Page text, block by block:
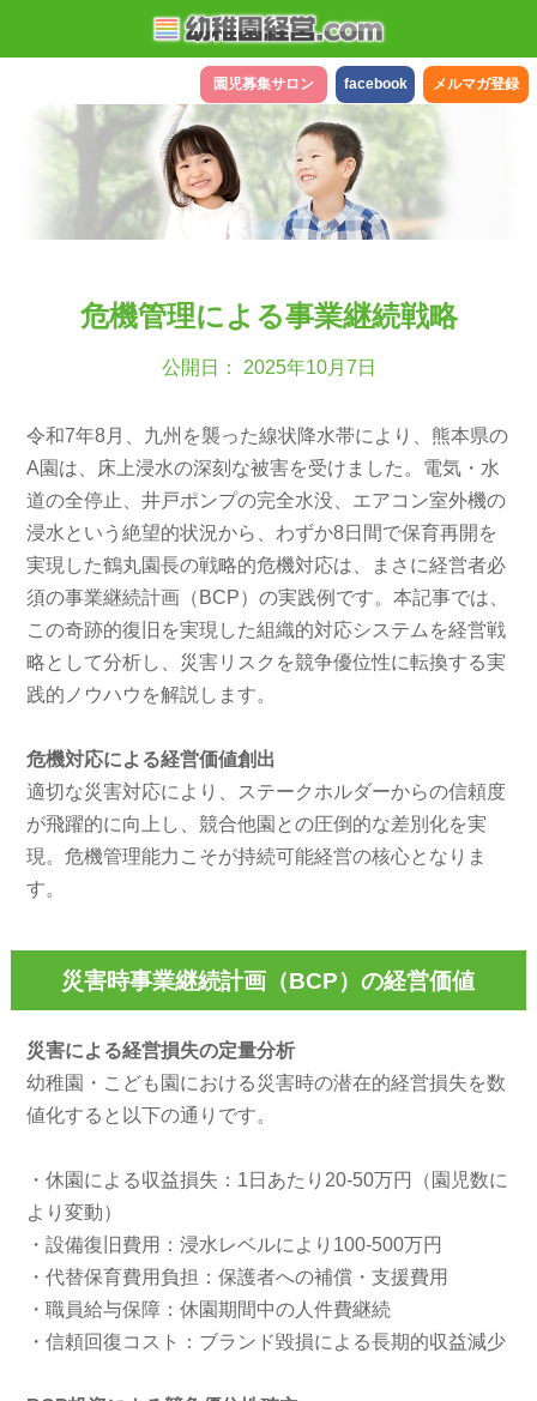
メルマガ登録
facebook
園児募集サロン
危機管理による事業継続戦略
公開日： 2025年10月7日
令和7年8月、九州を襲った線状降水帯により、熊本県の
A園は、床上浸水の深刻な被害を受けました。電気・水
道の全停止、井戸ポンプの完全水没、エアコン室外機の
浸水という絶望的状況から、わずか8日間で保育再開を
実現した鶴丸園長の戦略的危機対応は、まさに経営者必
須の事業継続計画（BCP）の実践例です。本記事では、
この奇跡的復旧を実現した組織的対応システムを経営戦
略として分析し、災害リスクを競争優位性に転換する実
践的ノウハウを解説します。
危機対応による経営価値創出
適切な災害対応により、ステークホルダーからの信頼度
が飛躍的に向上し、競合他園との圧倒的な差別化を実
現。危機管理能力こそが持続可能経営の核心となりま
す。
災害時事業継続計画（BCP）の経営価値
災害による経営損失の定量分析
幼稚園・こども園における災害時の潜在的経営損失を数
値化すると以下の通りです。
・休園による収益損失：1日あたり20-50万円（園児数に
より変動）
・設備復旧費用：浸水レベルにより100-500万円
・代替保育費用負担：保護者への補償・支援費用
・職員給与保障：休園期間中の人件費継続
・信頼回復コスト：ブランド毀損による長期的収益減少